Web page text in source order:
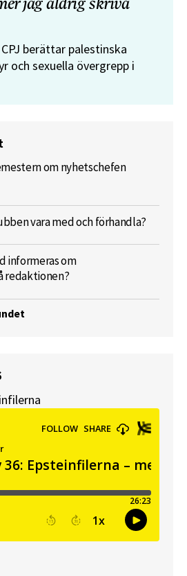
jag aldrig skriva
CPJ berättar palestinska
och sexuella övergrepp i
om nyhetschefen
vara med och förhandla?
informeras om
redaktionen?